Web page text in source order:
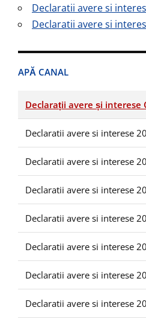
Declaratii avere si
Declaratii avere si
APĂ CANAL
Declarații avere și interese
Declaratii avere si interese
Declaratii avere si interese
Declaratii avere si interese
Declaratii avere si interese
Declaratii avere si interese
Declaratii avere si interese
Declaratii avere si interese